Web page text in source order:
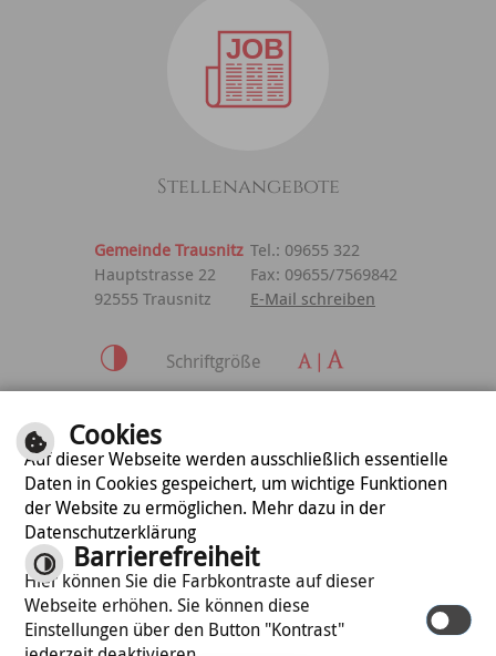
Stellenangebote
Gemeinde Trausnitz Tel.: 09655 322
Hauptstrasse 22
Fax: 09655/7569842
92555 Trausnitz
E-Mail schreiben
Schriftgröße
Datenschutzerklärung
optimiert für
mobile Endgeräte
©cm city media GmbH
Cookies
Auf dieser Webseite werden ausschließlich essentielle
Daten in Cookies gespeichert, um wichtige Funktionen
der Website zu ermöglichen. Mehr dazu in der
Datenschutzerklärung
Barrierefreiheit
Hier können Sie die Farbkontraste auf dieser
Webseite erhöhen. Sie können diese
Einstellungen über den Button "Kontrast"